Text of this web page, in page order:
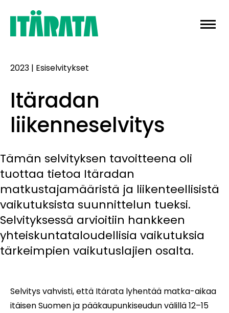
Skip
content
2023 | Esiselvitykset
Itäradan
liikenneselvitys
Tämän selvityksen tavoitteena oli
tuottaa tietoa Itäradan
matkustajamääristä ja liikenteellisistä
vaikutuksista suunnittelun tueksi.
Selvityksessä arvioitiin hankkeen
yhteiskuntataloudellisia vaikutuksia
tärkeimpien vaikutuslajien osalta.
Selvitys vahvisti, että Itärata lyhentää matka-aikaa
itäisen Suomen ja pääkaupunkiseudun välillä 12–15